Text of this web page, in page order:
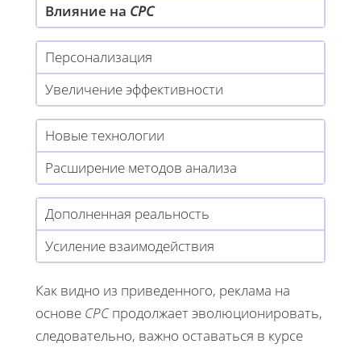
Влияние на CPC
Персонализация
Увеличение эффективности
Новые технологии
Расширение методов анализа
Дополненная реальность
Усиление взаимодействия
Как видно из приведенного, реклама на
основе CPCпродолжает эволюционировать,
следовательно, важно оставаться в курсе